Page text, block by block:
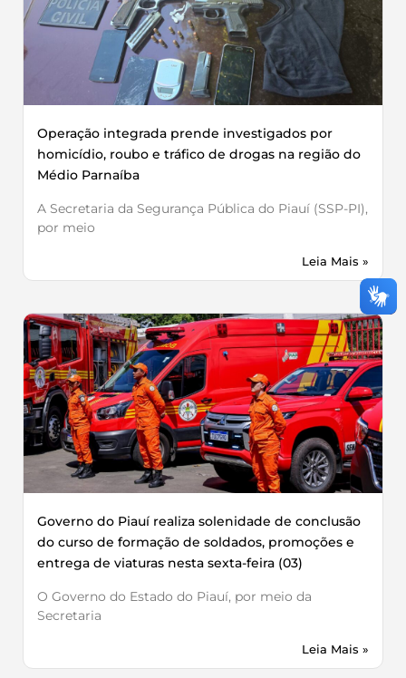
Operação integrada prende investigados por
homicídio, roubo e tráfico de drogas na região do
Médio Parnaíba
A Secretaria da Segurança Pública do Piauí (SSP-PI),
por meio
Leia Mais »
Governo do Piauí realiza solenidade de conclusão
do curso de formação de soldados, promoções e
entrega de viaturas nesta sexta-feira (03)
O Governo do Estado do Piauí, por meio da
Secretaria
Leia Mais »